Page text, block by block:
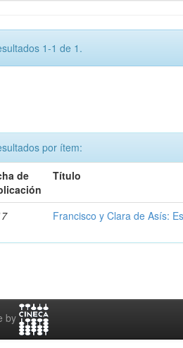
1-1 de 1.
por ítem:
de
Título
Francisco y Clara de Asís:
by